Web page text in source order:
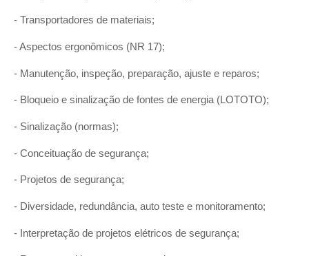
- Transportadores de materiais;
- Aspectos ergonômicos (NR 17);
- Manutenção, inspeção, preparação, ajuste e reparos;
- Bloqueio e sinalização de fontes de energia (LOTOTO);
- Sinalização (normas);
- Conceituação de segurança;
- Projetos de segurança;
- Diversidade, redundância, auto teste e monitoramento;
- Interpretação de projetos elétricos de segurança;